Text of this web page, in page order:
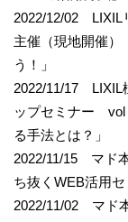
2022/12/02 LIXIL
主催（現地開催）
う！」
2022/11/17 LIXIL
ップセミナー vol
る手法とは？」
2022/11/15 マド
ち抜くWEB活用セ
2022/11/02 マド